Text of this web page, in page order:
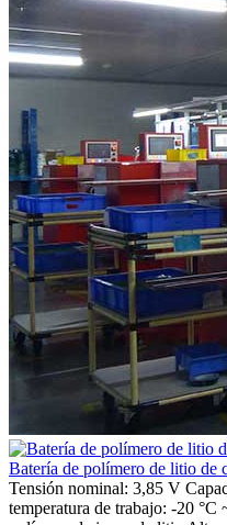
Batería de polímero de litio de
Tensión nominal: 3,85 V
temperatura de trabajo: -20